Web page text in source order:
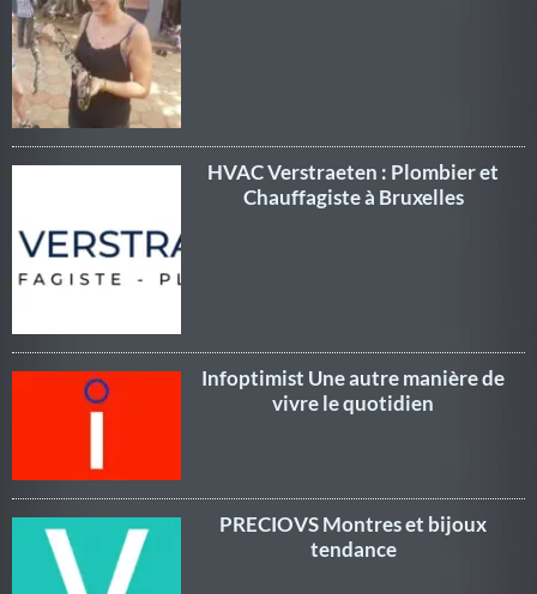
HVAC Verstraeten : Plombier et
Chauffagiste à Bruxelles
Infoptimist Une autre manière de
vivre le quotidien
PRECIOVS Montres et bijoux
tendance